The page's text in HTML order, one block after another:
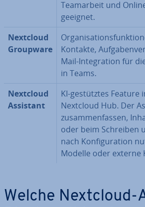
Team­ar­beit und
geeignet.
Nextcloud
Groupware
Kontakte,
Mail-In­te­gra­ti­on für
in Teams.
Nextcloud
Assistant
KI-ge­stütz­tes Feature
Nextcloud Hub. Der
zu­sam­men­fas­sen,
oder beim Schreiben
nach Kon­fi­gu­ra­ti­on
Modelle oder externe
Welche Nextcloud-